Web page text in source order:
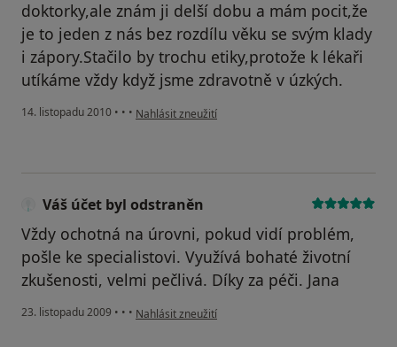
doktorky,ale znám ji delší dobu a mám pocit,že
je to jeden z nás bez rozdílu věku se svým klady
i zápory.Stačilo by trochu etiky,protože k lékaři
utíkáme vždy když jsme zdravotně v úzkých.
14. listopadu 2010 • • • podle názoru uživatele Pacient
Nahlásit zneužití
Váš účet byl odstraněn
Vždy ochotná na úrovni, pokud vidí problém,
pošle ke specialistovi. Využívá bohaté životní
zkušenosti, velmi pečlivá. Díky za péči. Jana
23. listopadu 2009 • • • podle názoru uživatele Váš účet byl odstraněn
Nahlásit zneužití